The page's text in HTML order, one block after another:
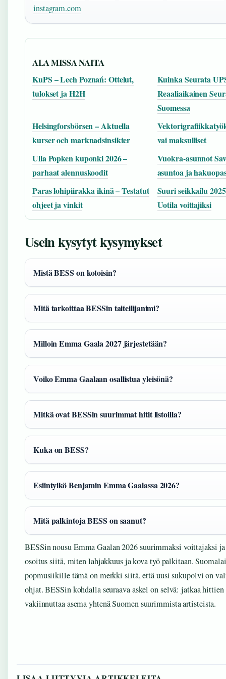
instagram.com
ALA MISSA NAITA
KuPS – Lech Poznań: Ottelut,
tulokset ja H2H
Kuinka Seurata
Reaaliaikainen
Suomessa
Helsingforsbörsen – Aktuella
kurser och marknadsinsikter
vai maksulliset
Ulla Popken kuponki 2026 –
parhaat alennuskoodit
Vuokra-asunnot
asuntoa ja
Paras lohipiirakka ikinä – Testatut
ohjeet ja vinkit
Suuri seikkailu
Uotila voittajiksi
Usein kysytyt kysymykset
Mistä BESS on kotoisin?
Mitä tarkoittaa BESSin taiteilijanimi?
Milloin Emma Gaala 2027 järjestetään?
Voiko Emma Gaalaan osallistua yleisönä?
Mitkä ovat BESSin suurimmat hitit listoilla?
Kuka on BESS?
Esiintyikö Benjamin Emma Gaalassa 2026?
Mitä palkintoja BESS on saanut?
BESSin nousu Emma Gaalan 2026 suurimmaksi voittajaksi
osoitus siitä, miten lahjakkuus ja kova työ palkitaan.
popmusiikille tämä on merkki siitä, että uusi sukupolvi on
ohjat. BESSin kohdalla seuraava askel on selvä: jatkaa
vakiinnuttaa asema yhtenä Suomen suurimmista artisteista.